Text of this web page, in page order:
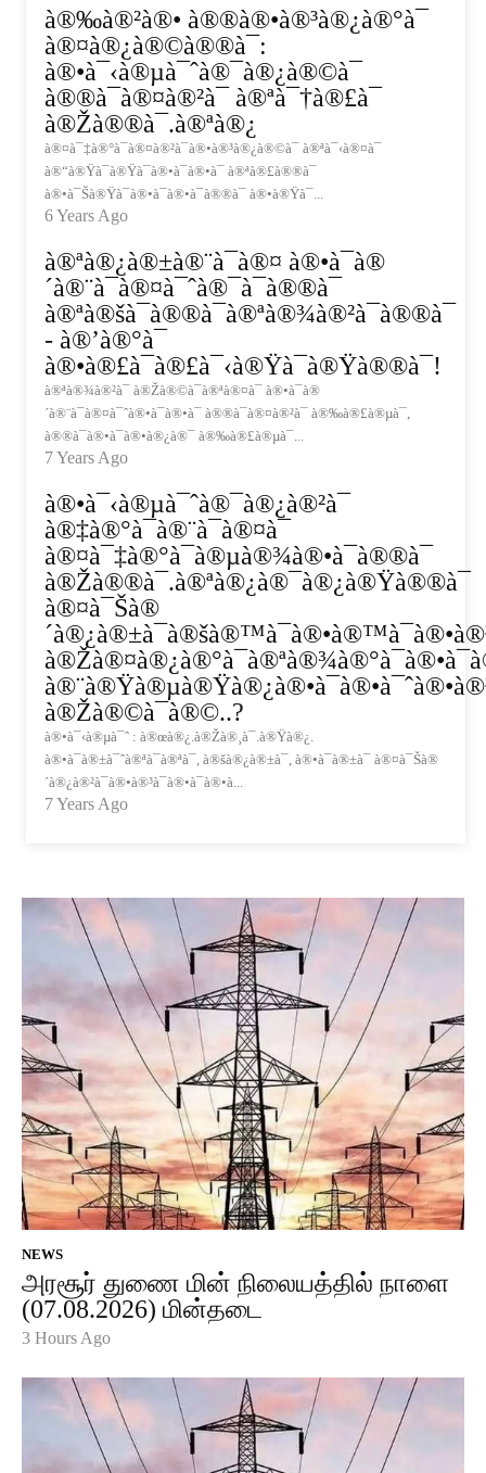
NEWS
அரசூர் துணை மின் நிலையத்தில் நாளை
(07.08.2026) மின்தடை
3 Hours Ago
à®‰à®²à®• à®®à®•à®³à®¿à®°à¯
à®¤à®¿à®©à®®à¯:
à®•à¯‹à®µà¯ˆà®¯à®¿à®©à¯
à®®à¯à®¤à®²à¯ à®ªà¯†à®£à¯
à®Žà®®à¯.à®ªà®¿
à®¤à¯‡à®°à¯à®¤à®²à¯à®•à®³à®¿à®©à¯ à®ªà¯‹à®¤à¯
à®“à®Ÿà¯à®Ÿà¯à®•à¯à®•à¯ à®ªà®£à®®à¯
à®•à¯Šà®Ÿà¯à®•à¯à®•à¯à®®à¯ à®•à®Ÿà¯...
6 Years Ago
à®ªà®¿à®±à®¨à¯à®¤ à®•à¯à®
´à®¨à¯à®¤à¯ˆà®¯à¯à®®à¯
à®ªà®šà¯à®®à¯à®ªà®¾à®²à¯à®®à¯
- à®’à®°à¯
à®•à®£à¯à®£à¯‹à®Ÿà¯à®Ÿà®®à¯!
à®ªà®¾à®²à¯ à®Žà®©à¯à®ªà®¤à¯ à®•à¯à®
´à®¨à¯à®¤à¯ˆà®•à¯à®•à¯ à®®à¯à®¤à®²à¯ à®‰à®£à®µà¯,
à®®à¯à®•à¯à®•à®¿à®¯ à®‰à®£à®µà¯...
7 Years Ago
à®•à¯‹à®µà¯ˆà®¯à®¿à®²à¯
à®‡à®°à¯à®¨à¯à®¤à¯
à®¤à¯‡à®°à¯à®µà®¾à®•à¯à®®à¯
à®Žà®®à¯.à®ªà®¿à®¯à®¿à®Ÿà®®à¯
à®¤à¯Šà®
à®Žà®©à¯à®©..?
à®•à¯‹à®µà¯ˆ : à®œà®¿.à®Žà®¸à¯.à®Ÿà®¿.
à®•à¯à®±à¯ˆà®ªà¯à®ªà¯, à®šà®¿à®±à¯, à®•à¯à®±à¯ à®¤à¯Šà®
´à®¿à®²à¯à®•à®³à¯à®•à¯à®•à...
7 Years Ago